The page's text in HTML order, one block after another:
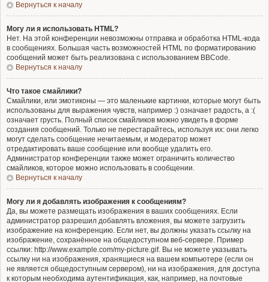
Вернуться к началу
Могу ли я использовать HTML?
Нет. На этой конференции невозможны отправка и обработка HTML-кода
в сообщениях. Большая часть возможностей HTML по форматированию
сообщений может быть реализована с использованием BBCode.
Вернуться к началу
Что такое смайлики?
Смайлики, или эмотиконы — это маленькие картинки, которые могут быть
использованы для выражения чувств, например :) означает радость, а :(
означает грусть. Полный список смайликов можно увидеть в форме
создания сообщений. Только не перестарайтесь, используя их: они легко
могут сделать сообщение нечитаемым, и модератор может
отредактировать ваше сообщение или вообще удалить его.
Администратор конференции также может ограничить количество
смайликов, которое можно использовать в сообщении.
Вернуться к началу
Могу ли я добавлять изображения к сообщениям?
Да, вы можете размещать изображения в ваших сообщениях. Если
администратор разрешил добавлять вложения, вы можете загрузить
изображение на конференцию. Если нет, вы должны указать ссылку на
изображение, сохранённое на общедоступном веб-сервере. Пример
ссылки: http://www.example.com/my-picture.gif. Вы не можете указывать
ссылку ни на изображения, хранящиеся на вашем компьютере (если он
не является общедоступным сервером), ни на изображения, для доступа
к которым необходима аутентификация, как, например, на почтовые